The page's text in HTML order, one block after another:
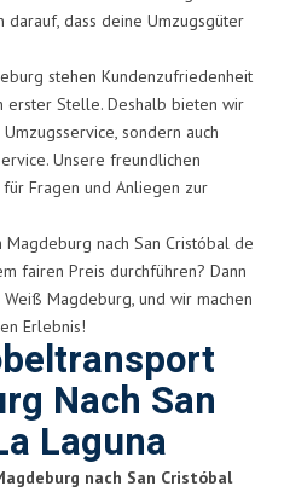
darauf, dass deine Umzugsgüter
stehen Kundenzufriedenheit
erster Stelle. Deshalb bieten wir
sondern auch
Unsere freundlichen
Fragen und Anliegen zur
nach San Cristóbal de
fairen Preis durchführen? Dann
Magdeburg, und wir machen
Erlebnis!
Nach San
Laguna
nach San Cristóbal